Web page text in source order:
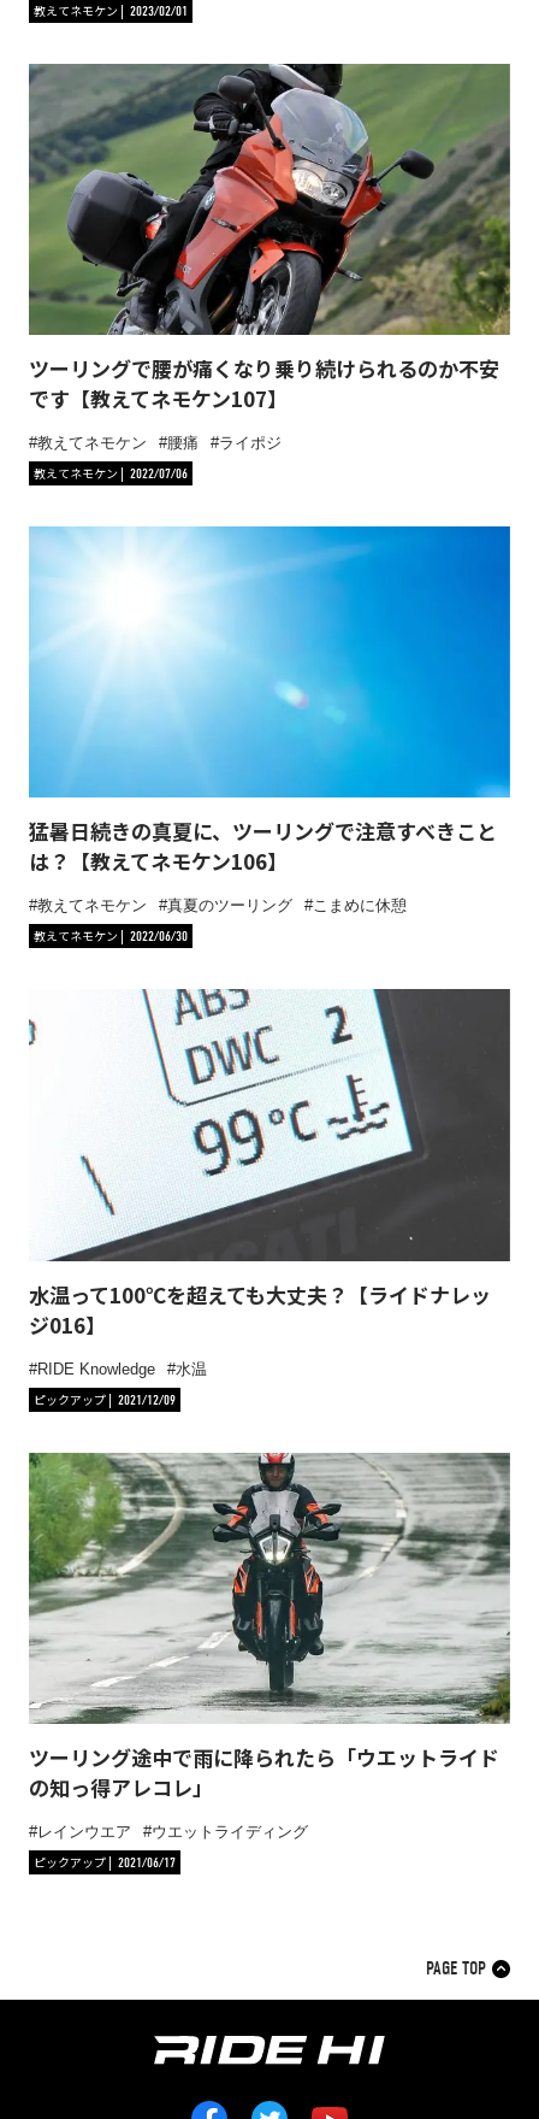
教えてネモケン
2023/02/01
ツーリングで腰が痛くなり乗り続けられるのか不安
です【教えてネモケン107】
教えてネモケン 腰痛
ライポジ
教えてネモケン
2022/07/06
猛暑日続きの真夏に、ツーリングで注意すべきこと
は？【教えてネモケン106】
教えてネモケン 真夏のツーリング
こまめに休憩
教えてネモケン
2022/06/30
水温って100℃を超えても大丈夫？【ライドナレッ
ジ016】
RIDE Knowledge
水温
ピックアップ
2021/12/09
ツーリング途中で雨に降られたら「ウエットライド
の知っ得アレコレ」
レインウエア
ウエットライディング
ピックアップ
2021/06/17
PAGE TOP